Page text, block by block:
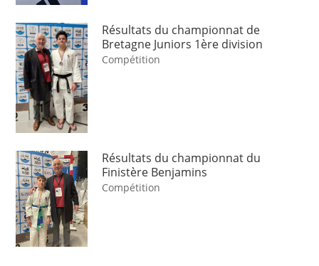
Résultats du championnat de
Bretagne Juniors 1ère division
Compétition
Résultats du championnat du
Finistère Benjamins
Compétition